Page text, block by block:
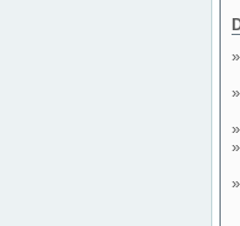
»
»
»
»
»